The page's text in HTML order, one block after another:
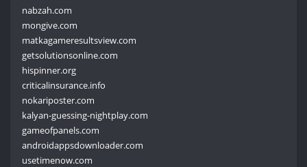
nabzah.com
mongive.com
matkagameresultsview.com
getsolutionsonline.com
hispinner.org
criticalinsurance.info
nokariposter.com
kalyan-guessing-nightplay.com
gameofpanels.com
androidappsdownloader.com
usetimenow.com